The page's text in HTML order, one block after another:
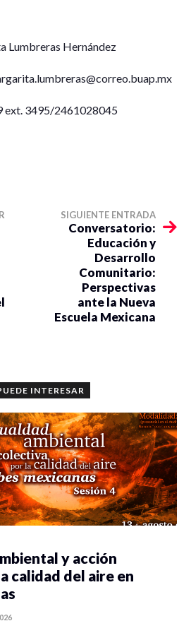
Lumbreras Hernández
ext. 3495/2461028045
SIGUIENTE ENTRADA
Conversatorio:
Educación y
Desarrollo
Comunitario:
Perspectivas
ante la Nueva
Escuela Mexicana
INTERESAR
y acción
calidad del aire en